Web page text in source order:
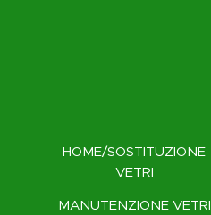
HOME/SOSTITUZIONE
VETRI
MANUTENZIONE VETRI